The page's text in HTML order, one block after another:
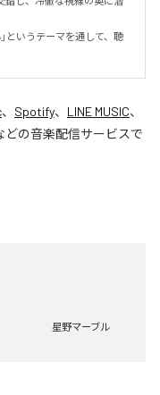
というテーマを通して、聴
、 Spotify、 LINE MUSIC、
どの音楽配信サービスで
星野マーブル